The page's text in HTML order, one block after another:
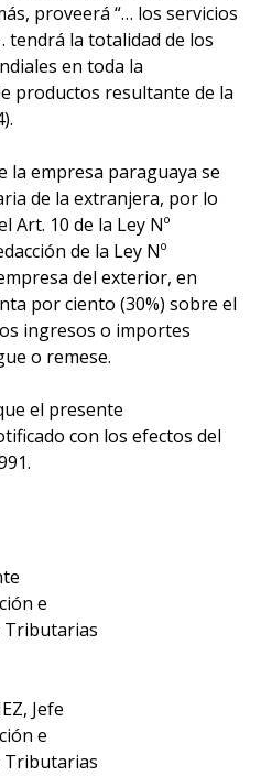
proveerá “… los servicios
tendrá la totalidad de los
en toda la
productos resultante de la
la empresa paraguaya se
de la extranjera, por lo
Art. 10 de la Ley Nº
de la Ley Nº
del exterior, en
por ciento (30%) sobre el
ingresos o importes
o remese.
el presente
con los efectos del
e
Tributarias
Jefe
e
Tributarias